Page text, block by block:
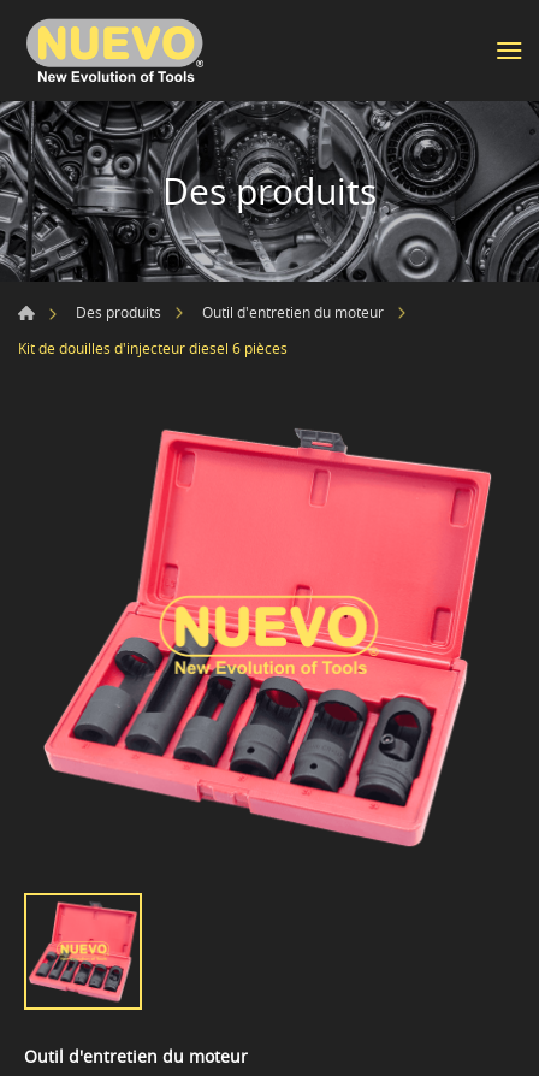
Des produits
Des produits
Outil d'entretien du moteur
Kit de douilles d'injecteur diesel 6 pièces
Outil d'entretien du moteur